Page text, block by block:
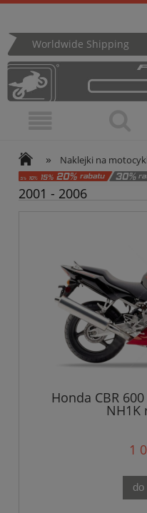
Worldwide Shipping
» Naklejki na
2001 - 2006
Honda CBR
NH1K
1